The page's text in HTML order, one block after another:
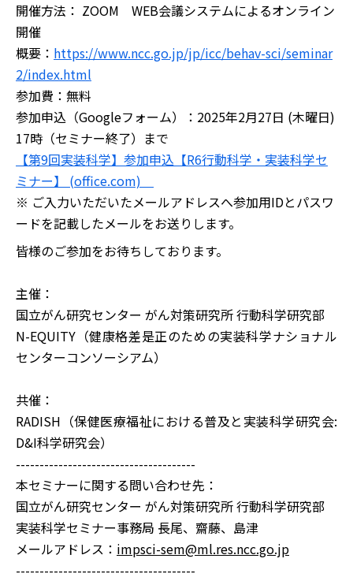
開催方法： ZOOM WEB会議システムによるオンライン
開催
概要： https://www.ncc.go.jp/jp/icc/behav-sci/seminar
2/index.html
参加費：無料
参加申込（Googleフォーム）：2025年2月27日 (木曜日)
17時（セミナー終了）まで
【第9回実装科学】参加申込【R6行動科学・実装科学セ
ミナー】 (office.com)
※ ご入力いただいたメールアドレスへ参加用IDとパスワ
ードを記載したメールをお送りします。
皆様のご参加をお待ちしております。
主催：
国⽴がん研究センター がん対策研究所 行動科学研究部
N-EQUITY（健康格差是正のための実装科学ナショナル
センターコンソーシアム）
共催：
RADISH（保健医療福祉における普及と実装科学研究会:
D&I科学研究会）
--------------------------------------
本セミナーに関する問い合わせ先：
国立がん研究センター がん対策研究所 行動科学研究部
実装科学セミナー事務局 長尾、齋藤、島津
メールアドレス： impsci-sem@ml.res.ncc.go.jp
--------------------------------------